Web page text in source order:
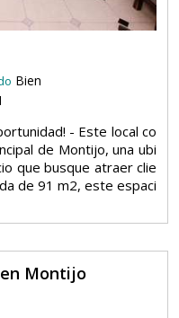
Bien
- Este local co
de Montijo, una ubi
que busque atraer clie
de 91 m2, este espaci
Montijo